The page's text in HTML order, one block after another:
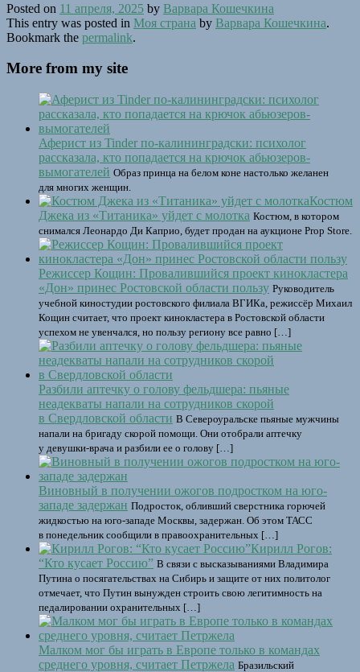
Posted on 11 апреля, 2025 by Варвара Кошечкина
This entry was posted in Моя страна by Варвара Кошечкина.
Bookmark the permalink.
More from my site
Аферист из Tinder по-калининградски: психолог
рассказала, кто попадается на крючок абьюзеров-
вымогателей Образ принца на белом коне настолько желанен
для многих женщин.
Костюм
Джека из «Титаника» уйдет с молотка Костюм, в котором
снимался Леонардо Ди Каприо, будет продан на аукционе Prop Store.
Режиссер Кощин: Провалившийся проект кинокластера
«Дон» принес Ростовской области пользу Руководитель
учебной киностудии ростовского филиала ВГИКа, режиссёр Михаил
Кощин считает, что проект кинокластера в Ростовской области
успехом не увенчался, но пользу региону все равно […]
Разбили аптечку о голову фельдшера: пьяные
неадекваты напали на сотрудников скорой
в Свердловской области В Североуральске пьяные мужчины
напали на бригаду скорой помощи. Они отобрали аптечку
у девушки-врача и разбили ее о голову […]
Виновный в получении ожогов подростком на юго-
западе задержан Подросток, обливший сверстника горючей
жидкостью на юго-западе Москвы, задержан. Об этом ТАСС
в понедельник сообщили в правоохранительных […]
Кирилл Рогов:
“Кто кусает Россию” В связи с высказываниями Владимира
Путина о посягательствах на Сибирь и защите от них политолог
отмечает, что Путин вынужден строить свою легитимность на
педалировании охранительных […]
Малком мог бы играть в Европе только в командах
среднего уровня, считает Петржела Бразильский